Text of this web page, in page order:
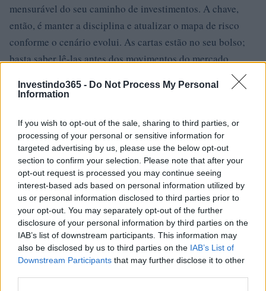
Investindo365 - Do Not Process My Personal
Information
If you wish to opt-out of the sale, sharing to third parties, or
processing of your personal or sensitive information for
targeted advertising by us, please use the below opt-out
section to confirm your selection. Please note that after your
opt-out request is processed you may continue seeing
interest-based ads based on personal information utilized by
us or personal information disclosed to third parties prior to
your opt-out. You may separately opt-out of the further
disclosure of your personal information by third parties on the
IAB’s list of downstream participants. This information may
also be disclosed by us to third parties on the IAB’s List of
Downstream Participants that may further disclose it to other
mensurável do seu caminho de investimentos. A chave,
então, é manter a disciplina e atualizar o mapa de risco
conforme o cenário evolui. As cartas estão no seu bolso;
basta saber lê-las antes dos movimentos do mercado.
Beatriz Almeida